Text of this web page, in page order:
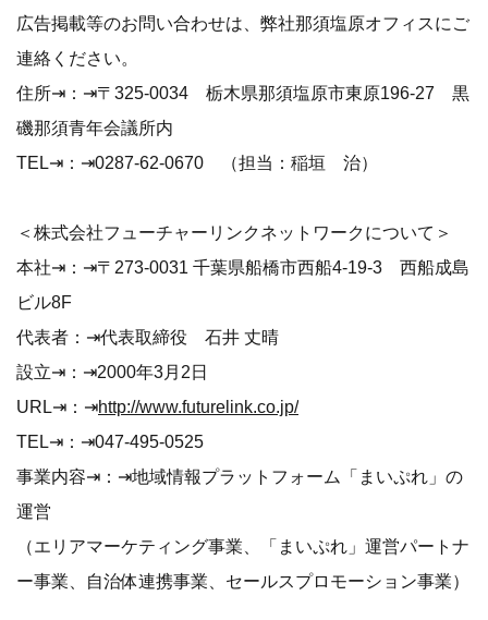
広告掲載等のお問い合わせは、弊社那須塩原オフィスにご
連絡ください。
住所⇥：⇥〒325-0034 栃木県那須塩原市東原196-27 黒
磯那須青年会議所内
TEL⇥：⇥0287-62-0670 （担当：稲垣 治）
＜株式会社フューチャーリンクネットワークについて＞
本社⇥：⇥〒273-0031 千葉県船橋市西船4-19-3 西船成島
ビル8F
代表者：⇥代表取締役 石井 丈晴
設立⇥：⇥2000年3月2日
URL⇥：⇥http://www.futurelink.co.jp/
TEL⇥：⇥047-495-0525
事業内容⇥：⇥地域情報プラットフォーム「まいぷれ」の
運営
（エリアマーケティング事業、「まいぷれ」運営パートナ
ー事業、自治体連携事業、セールスプロモーション事業）